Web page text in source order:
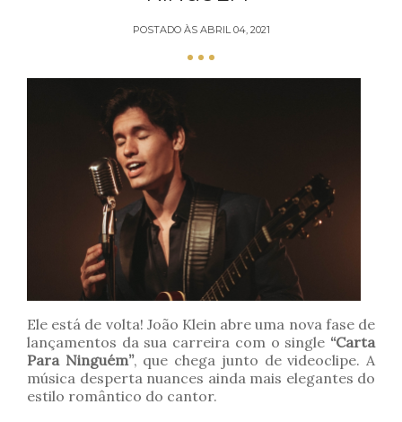
POSTADO ÀS ABRIL 04, 2021
Ele está de volta! João Klein abre uma nova fase de
lançamentos da sua carreira com o single “Carta
Para Ninguém”, que chega junto de videoclipe. A
música desperta nuances ainda mais elegantes do
estilo romântico do cantor.